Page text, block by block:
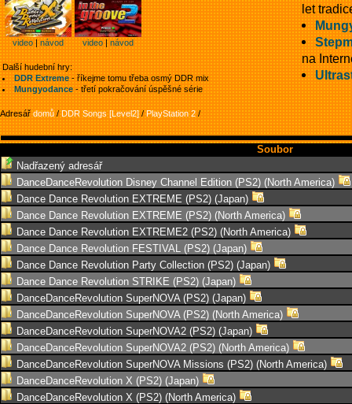
video|návod video|návod
Další hudební hry:
DDR Extreme- říkejme tomu třeba osmý DDR mix
Mungyodance- třetí pokračování úspěšné série
let
na
Adresářdomů/DDR Songs [Level2]/PlayStation 2/
Soubor
Nadřazený adresář
DanceDanceRevolution Disney Channel Edition (PS2) (North America)
Dance Dance Revolution EXTREME (PS2) (Japan)
Dance Dance Revolution EXTREME (PS2) (North America)
Dance Dance Revolution EXTREME2 (PS2) (North America)
Dance Dance Revolution FESTIVAL (PS2) (Japan)
Dance Dance Revolution Party Collection (PS2) (Japan)
Dance Dance Revolution STRIKE (PS2) (Japan)
DanceDanceRevolution SuperNOVA (PS2) (Japan)
DanceDanceRevolution SuperNOVA (PS2) (North America)
DanceDanceRevolution SuperNOVA2 (PS2) (Japan)
DanceDanceRevolution SuperNOVA2 (PS2) (North America)
DanceDanceRevolution SuperNOVA Missions (PS2) (North America)
DanceDanceRevolution X (PS2) (Japan)
DanceDanceRevolution X (PS2) (North America)